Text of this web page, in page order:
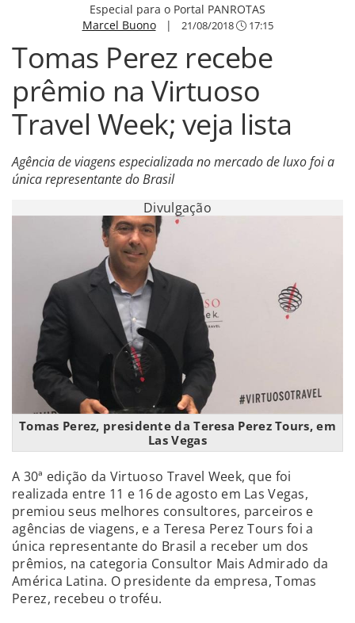
Especial para o Portal PANROTAS
Marcel Buono| 21/08/2018 17:15
Tomas Perez recebe
prêmio na Virtuoso
Travel Week; veja lista
Agência de viagens especializada no mercado de luxo foi a
única representante do Brasil
Divulgação
Tomas Perez, presidente da Teresa Perez Tours, em
Las Vegas
A 30ª edição da Virtuoso Travel Week, que foi
realizada entre 11 e 16 de agosto em Las Vegas,
premiou seus melhores consultores, parceiros e
agências de viagens, e a Teresa Perez Tours foi a
única representante do Brasil a receber um dos
prêmios, na categoria Consultor Mais Admirado da
América Latina. O presidente da empresa, Tomas
Perez, recebeu o troféu.